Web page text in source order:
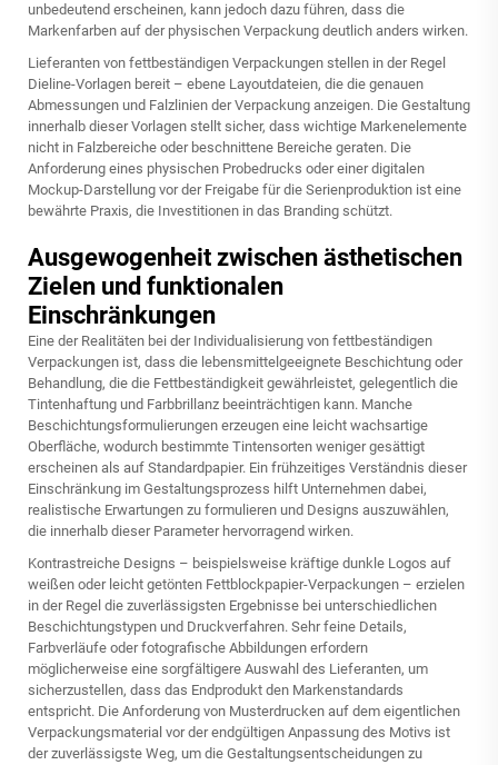
unbedeutend erscheinen, kann jedoch dazu führen, dass die
Markenfarben auf der physischen Verpackung deutlich anders wirken.
Lieferanten von fettbeständigen Verpackungen stellen in der Regel
Dieline-Vorlagen bereit – ebene Layoutdateien, die die genauen
Abmessungen und Falzlinien der Verpackung anzeigen. Die Gestaltung
innerhalb dieser Vorlagen stellt sicher, dass wichtige Markenelemente
nicht in Falzbereiche oder beschnittene Bereiche geraten. Die
Anforderung eines physischen Probedrucks oder einer digitalen
Mockup-Darstellung vor der Freigabe für die Serienproduktion ist eine
bewährte Praxis, die Investitionen in das Branding schützt.
Ausgewogenheit zwischen ästhetischen
Zielen und funktionalen
Einschränkungen
Eine der Realitäten bei der Individualisierung von fettbeständigen
Verpackungen ist, dass die lebensmittelgeeignete Beschichtung oder
Behandlung, die die Fettbeständigkeit gewährleistet, gelegentlich die
Tintenhaftung und Farbbrillanz beeinträchtigen kann. Manche
Beschichtungsformulierungen erzeugen eine leicht wachsartige
Oberfläche, wodurch bestimmte Tintensorten weniger gesättigt
erscheinen als auf Standardpapier. Ein frühzeitiges Verständnis dieser
Einschränkung im Gestaltungsprozess hilft Unternehmen dabei,
realistische Erwartungen zu formulieren und Designs auszuwählen,
die innerhalb dieser Parameter hervorragend wirken.
Kontrastreiche Designs – beispielsweise kräftige dunkle Logos auf
weißen oder leicht getönten Fettblockpapier-Verpackungen – erzielen
in der Regel die zuverlässigsten Ergebnisse bei unterschiedlichen
Beschichtungstypen und Druckverfahren. Sehr feine Details,
Farbverläufe oder fotografische Abbildungen erfordern
möglicherweise eine sorgfältigere Auswahl des Lieferanten, um
sicherzustellen, dass das Endprodukt den Markenstandards
entspricht. Die Anforderung von Musterdrucken auf dem eigentlichen
Verpackungsmaterial vor der endgültigen Anpassung des Motivs ist
der zuverlässigste Weg, um die Gestaltungsentscheidungen zu